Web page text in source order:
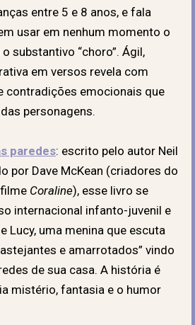
entre 5 e 8 anos, e fala
usar em nenhum momento o
substantivo “choro”. Ágil,
em versos revela com
contradições emocionais que
personagens.
paredes: escrito pelo autor Neil
por Dave McKean (criadores do
Coraline), esse livro se
internacional infanto-juvenil e
Lucy, uma menina que escuta
e amarrotados” vindo
de sua casa. A história é
mistério, fantasia e o humor